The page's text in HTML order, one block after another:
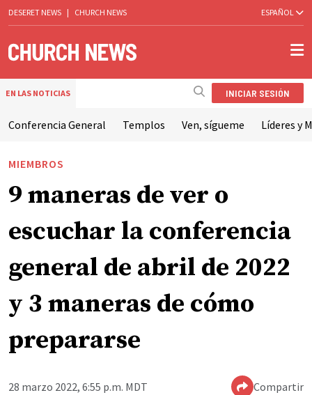
DESERET NEWS | CHURCH NEWS ESPAÑOL
EN LAS NOTICIAS INICIAR SESIÓN
Conferencia General Templos Ven, sígueme Líderes y
MIEMBROS
9 maneras de ver o
escuchar la conferencia
general de abril de 2022
y 3 maneras de cómo
prepararse
28 marzo 2022, 6:55 p.m. MDT Compartir